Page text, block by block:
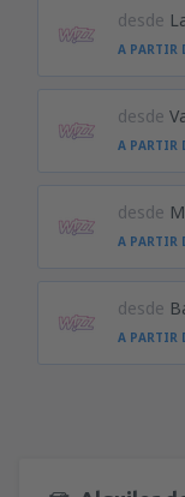
desde
A PARTIR
desde
A PARTIR
desde
A PARTIR
desde
A PARTIR